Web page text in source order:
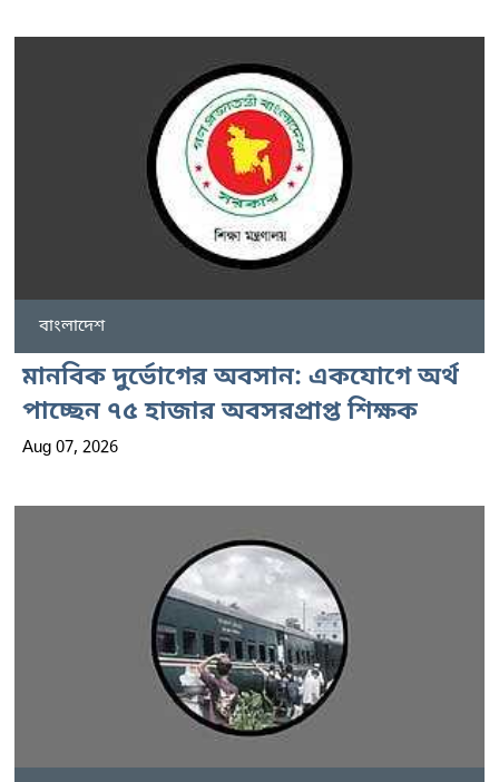
বাংলাদেশ
মানবিক দুর্ভোগের অবসান: একযোগে অর্থ
পাচ্ছেন ৭৫ হাজার অবসরপ্রাপ্ত শিক্ষক
Aug 07, 2026